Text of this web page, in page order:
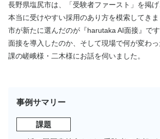
長野県塩尻市は、「受験者ファースト」を掲
本当に受けやすい採用のあり方を模索してき
市が新たに選んだのが『harutaka AI面接』で
面接を導入したのか、そして現場で何が変わ
課の嵯峨様・二木様にお話を伺いました。
事例サマリー
課題